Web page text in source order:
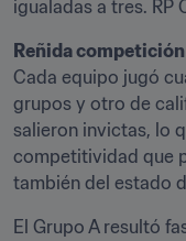
igualadas a tres.
Reñida competición
Cada equipo jugó
grupos y otro de
salieron invictas, lo
competitividad que
también del estado
El Grupo A resultó